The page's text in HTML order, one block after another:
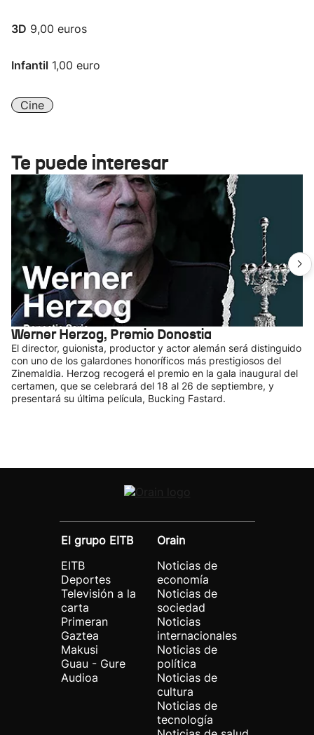
3D 9,00 euros
Infantil 1,00 euro
Cine
Te puede interesar
Werner Herzog, Premio Donostia
El director, guionista, productor y actor alemán será distinguido
con uno de los galardones honoríficos más prestigiosos del
Zinemaldia. Herzog recogerá el premio en la gala inaugural del
certamen, que se celebrará del 18 al 26 de septiembre, y
presentará su última película, Bucking Fastard.
El grupo EITB
EITB
Deportes
Televisión a la
carta
Primeran
Gaztea
Makusi
Guau - Gure
Audioa
Orain
Noticias de
economía
Noticias de
sociedad
Noticias
internacionales
Noticias de
política
Noticias de
cultura
Noticias de
tecnología